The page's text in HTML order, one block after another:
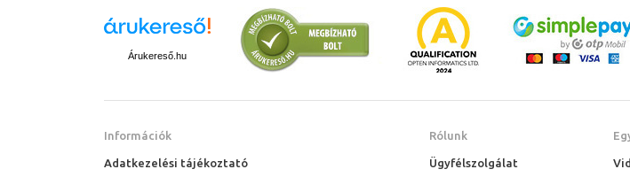
Árukereső.hu
Információk
Adatkezelési tájékoztató
Rólunk
Ügyfélszolgálat